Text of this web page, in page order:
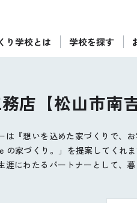
り学校とは 学校を探す
ぴったりの住宅会社をご
後悔しない家づくりをレク
ご利用は無料！全国20
お近くの学校を
店【松山市南吉
は『想いを込めた家づくりで、
家づくり。」を提案してくれ
にわたるパートナーとして、暮